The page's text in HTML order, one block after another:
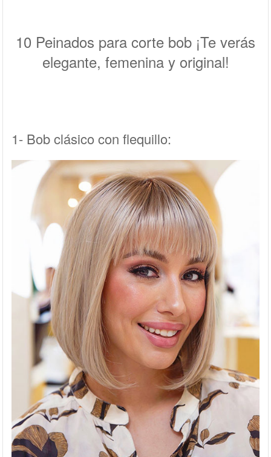
10 Peinados para corte bob ¡Te verás
elegante, femenina y original!
1- Bob clásico con flequillo: